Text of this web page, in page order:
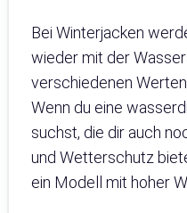
Bei Winterjacken
wieder mit der
verschiedenen
Wenn du eine
suchst, die dir auch
und Wetterschutz
ein Modell mit hoher